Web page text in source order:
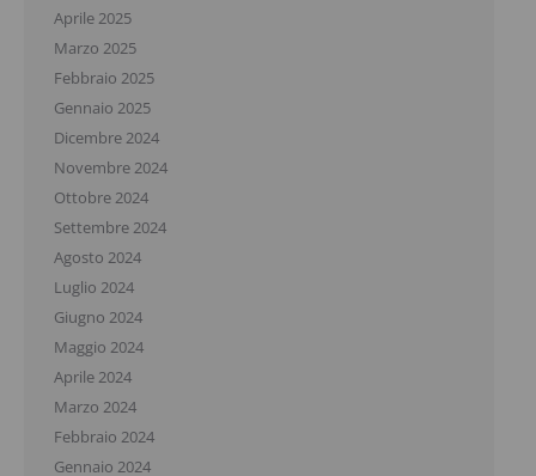
Aprile 2025
Marzo 2025
Febbraio 2025
Gennaio 2025
Dicembre 2024
Novembre 2024
Ottobre 2024
Settembre 2024
Agosto 2024
Luglio 2024
Giugno 2024
Maggio 2024
Aprile 2024
Marzo 2024
Febbraio 2024
Gennaio 2024